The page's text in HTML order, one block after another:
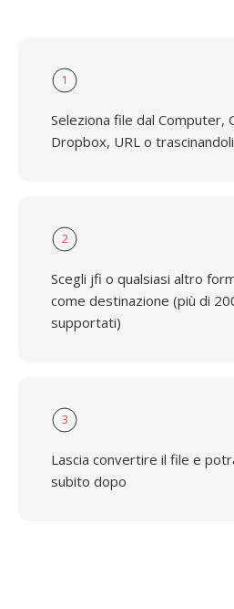
1
Seleziona file dal Computer,
Dropbox, URL o
2
Scegli jfi o qualsiasi altro
come destinazione (più di
supportati)
3
Lascia convertire il file e
subito dopo